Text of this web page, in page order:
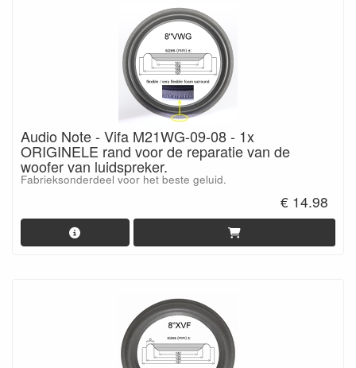
Audio Note - Vifa M21WG-09-08 - 1x
ORIGINELE rand voor de reparatie van de
woofer van luidspreker.
Fabrieksonderdeel voor het beste geluid.
€ 14.98